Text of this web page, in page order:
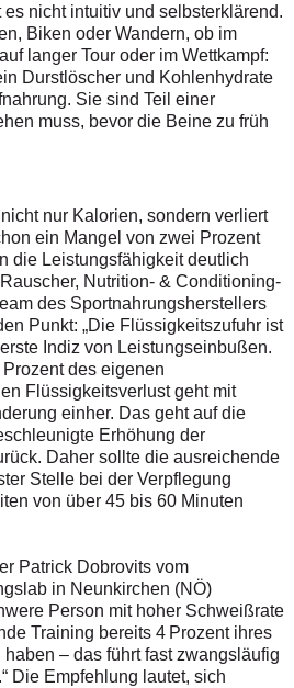
nicht intuitiv und selbsterklärend.
Biken oder Wandern, ob im
langer Tour oder im Wettkampf:
Durstlöscher und Kohlenhydrate
Sie sind Teil einer
muss, bevor die Beine zu früh
nur Kalorien, sondern verliert
ein Mangel von zwei Prozent
die Leistungsfähigkeit deutlich
Nutrition- & Conditioning-
des Sportnahrungsherstellers
Punkt: „Die Flüssigkeitszufuhr ist
Indiz von Leistungseinbußen.
des eigenen
Flüssigkeitsverlust geht mit
einher. Das geht auf die
Erhöhung der
Daher sollte die ausreichende
Stelle bei der Verpflegung
von über 45 bis 60 Minuten
Patrick Dobrovits vom
in Neunkirchen (NÖ)
Person mit hoher Schweißrate
Training bereits 4 Prozent ihres
– das führt fast zwangsläufig
Die Empfehlung lautet, sich